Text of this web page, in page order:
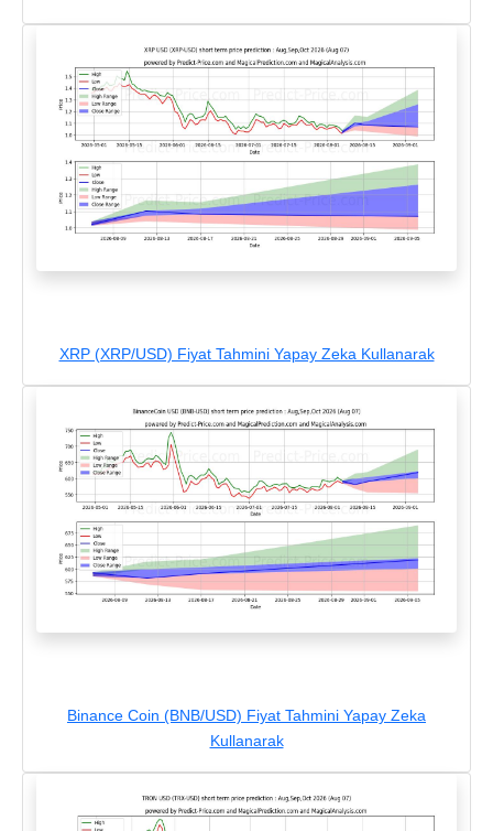
XRP (XRP/USD) Fiyat Tahmini Yapay Zeka Kullanarak
Binance Coin (BNB/USD) Fiyat Tahmini Yapay Zeka
Kullanarak